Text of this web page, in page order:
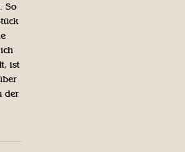
So
ist
der